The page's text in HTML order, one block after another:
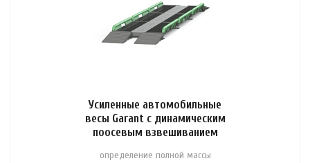
Усиленные автомобильные
весы Garant с динамическим
поосевым взвешиванием
определение полной массы